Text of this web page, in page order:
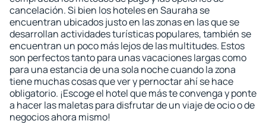
cancelación. Si bien los hoteles en Sauraha se
encuentran ubicados justo en las zonas en las que se
desarrollan actividades turísticas populares, también se
encuentran un poco más lejos de las multitudes. Estos
son perfectos tanto para unas vacaciones largas como
para una estancia de una sola noche cuando la zona
tiene muchas cosas que ver y pernoctar ahí se hace
obligatorio. ¡Escoge el hotel que más te convenga y ponte
a hacer las maletas para disfrutar de un viaje de ocio o de
negocios ahora mismo!